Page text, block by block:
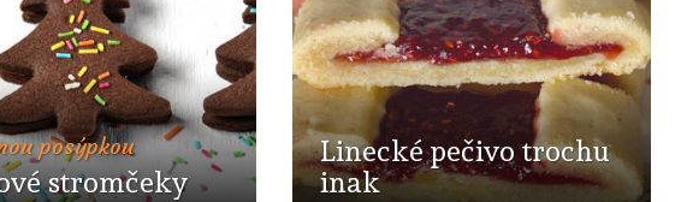
posýpkou
stromčeky
Linecké pečivo trochu
inak